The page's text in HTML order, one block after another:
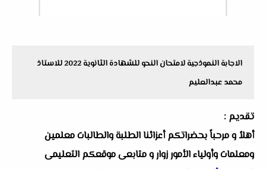
الاجابة النموذجية لامتحان النحو للشهادة الثانوية 2022 للاستاذ
محمد عبدالعليم
تقديم :
أهلاُ و مرحباً بحضراتكم أعزائنا الطلبة والطالبات معلمين
ومعلمات وأولياء الأمور زوار و متابعى موقعكم التعليمى